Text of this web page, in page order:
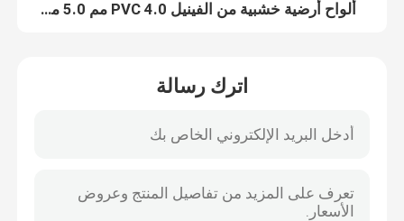
فيلم مغلفة PVC
18x18 '' 3.0mm PVC Wood Plank Flooring UV طلاء ألواح الخشب PVC
اترك رسالة